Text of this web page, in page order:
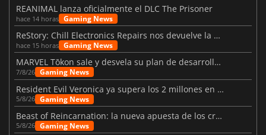
REANIMAL lanza oficialmente el DLC The Prisoner
hace 14 horas Gaming News
ReStory: Chill Electronics Repairs nos devuelve la nostalgia de los 2000
hace 15 horas Gaming News
MARVEL Tōkon sale y desvela su plan de desarrollo para el primer año
7/8/26 Gaming News
Resident Evil Veronica ya supera los 2 millones en listas de deseados
5/8/26 Gaming News
Beast of Reincarnation: la nueva apuesta de los creadores de Pokémon
5/8/26 Gaming News